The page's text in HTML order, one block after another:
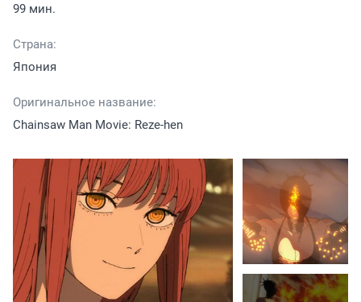
99 мин.
Страна:
Япония
Оригинальное название:
Chainsaw Man Movie: Reze-hen